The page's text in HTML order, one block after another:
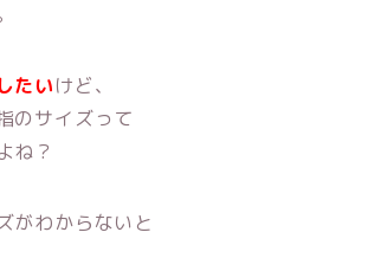
たいけど、
のサイズって
ね？
がわからないと